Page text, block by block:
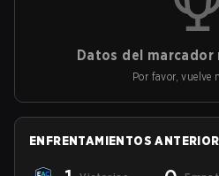
Datos del marcador
Por favor, vuelve
ENFRENTAMIENTOS